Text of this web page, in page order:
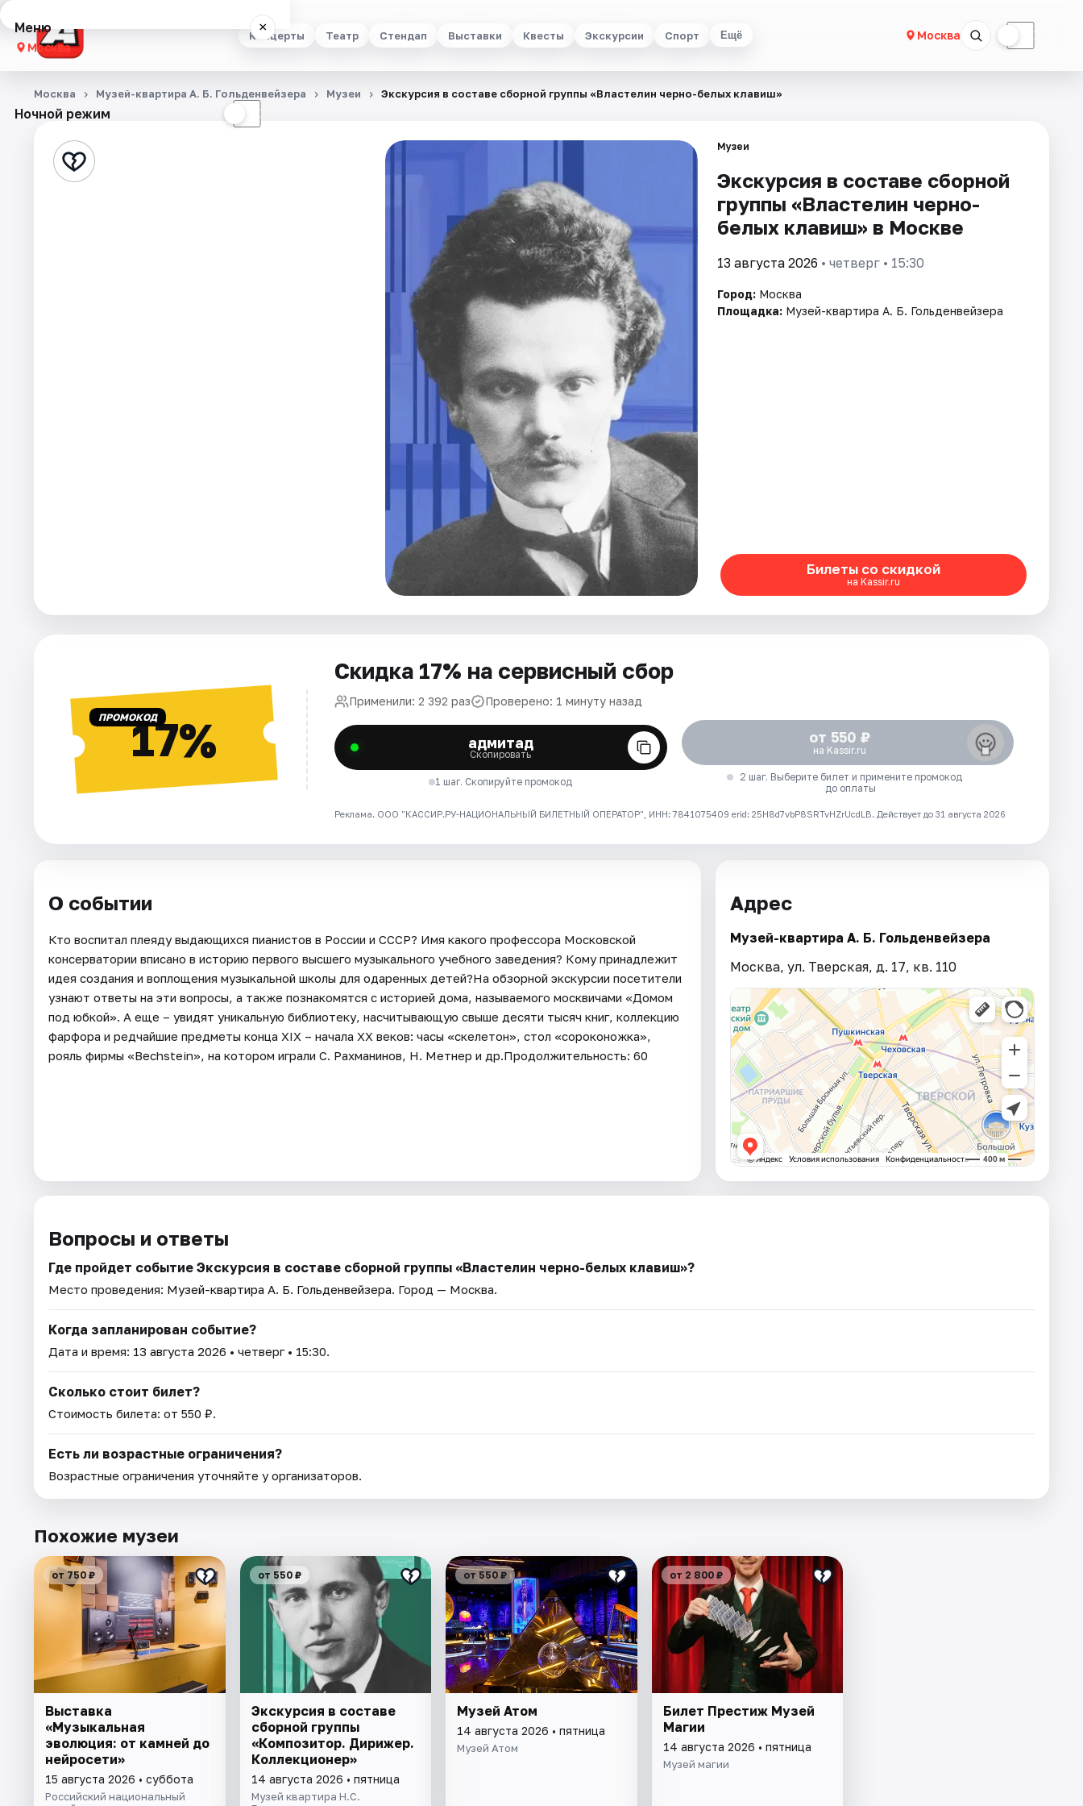
Концерты Театр Стендап Выставки Квесты Экскурсии Спорт Ещё Москва ☾
Меню ×
Москва
Концерты
Стендап
Ночной режим ☾
Москва Музей-квартира А. Б. Гольденвейзера Музеи Экскурсия в составе сборной группы «Властелин черно-белых клавиш»
Музеи
Экскурсия в составе сборной
группы «Властелин черно-
белых клавиш» в Москве
13 августа 2026 • четверг • 15:30
Город: Москва
Площадка: Музей-квартира А. Б. Гольденвейзера
Билеты со скидкой
на Kassir.ru
ПРОМОКОД17%
Скидка 17% на сервисный сбор
Применили: 2 392 раз Проверено: 1 минуту назад
адмитад
Скопировать
1 шаг. Скопируйте промокод
от 550 ₽
на Kassir.ru
2 шаг. Выберите билет и примените промокод
до оплаты
Реклама. ООО "КАССИР.РУ-НАЦИОНАЛЬНЫЙ БИЛЕТНЫЙ ОПЕРАТОР", ИНН: 7841075409 erid: 25H8d7vbP8SRTvHZrUcdLB. Действует до 31 августа 2026
О событии
Кто воспитал плеяду выдающихся пианистов в России и СССР? Имя какого профессора Московской
консерватории вписано в историю первого высшего музыкального учебного заведения? Кому принадлежит
идея создания и воплощения музыкальной школы для одаренных детей?На обзорной экскурсии посетители
узнают ответы на эти вопросы, а также познакомятся с историей дома, называемого москвичами «Домом
под юбкой». А еще – увидят уникальную библиотеку, насчитывающую свыше десяти тысяч книг, коллекцию
фарфора и редчайшие предметы конца XIX – начала XX веков: часы «скелетон», стол «сороконожка»,
рояль фирмы «Bechstein», на котором играли С. Рахманинов, Н. Метнер и др.Продолжительность: 60
Адрес
Музей-квартира А. Б. Гольденвейзера
Москва, ул. Тверская, д. 17, кв. 110
Вопросы и ответы
Где пройдет событие Экскурсия в составе сборной группы «Властелин черно-белых клавиш»?
Место проведения: Музей-квартира А. Б. Гольденвейзера. Город — Москва.
Когда запланирован событие?
Дата и время: 13 августа 2026 • четверг • 15:30.
Сколько стоит билет?
Стоимость билета: от 550 ₽.
Есть ли возрастные ограничения?
Возрастные ограничения уточняйте у организаторов.
Похожие музеи
от 750 ₽
Выставка
«Музыкальная
эволюция: от камней до
нейросети»
15 августа 2026 • суббота
Российский национальный
от 550 ₽
Экскурсия в составе
сборной группы
«Композитор. Дирижер.
Коллекционер»
14 августа 2026 • пятница
Музей квартира Н.С.
от 550 ₽
Музей Атом
14 августа 2026 • пятница
Музей Атом
от 2 800 ₽
Билет Престиж Музей
Магии
14 августа 2026 • пятница
Музей магии